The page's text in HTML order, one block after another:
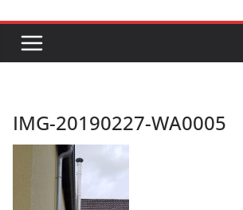
IMG-20190227-WA0005